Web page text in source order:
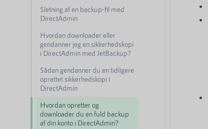
Sletning af en backup-fil med
DirectAdmin
Hvordan downloader eller
gendanner jeg en sikkerhedskopi
i DirectAdmin med JetBackup?
Sådan gendanner du en tidligere
oprettet sikkerhedskopi i
DirectAdmin
Hvordan opretter og
downloader du en fuld backup
af din konto i DirectAdmin?